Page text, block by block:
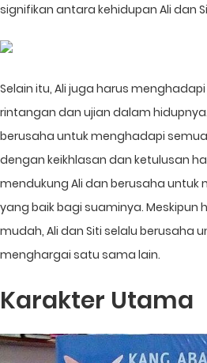
signifikan antara kehidupan Ali dan
Selain itu, Ali juga harus
rintangan dan ujian dalam
berusaha untuk menghadapi
dengan keikhlasan dan ketulusan
mendukung Ali dan berusaha untuk
yang baik bagi suaminya. Meskipun
mudah, Ali dan Siti selalu berusaha
menghargai satu sama lain.
Karakter Utama